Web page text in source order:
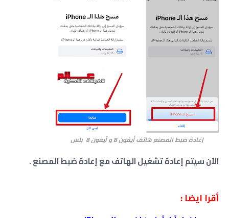
إعادة ضبط المصنع هاتفأيفون 8 و آيفون 8 بلس
الآن سيتم إعادة تشغيل الهاتف مع إعادة ضبط المصنع .
أقرا ايضا :